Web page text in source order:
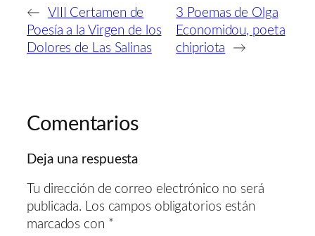
←
VIII Certamen de
Poesía a la Virgen de los
Dolores de Las Salinas
3 Poemas de Olga
Economidou, poeta
chipriota
→
Comentarios
Deja una respuesta
Tu dirección de correo electrónico no será
publicada.
Los campos obligatorios están
marcados con *